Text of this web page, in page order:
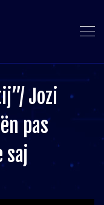
Jozi
pas
saj